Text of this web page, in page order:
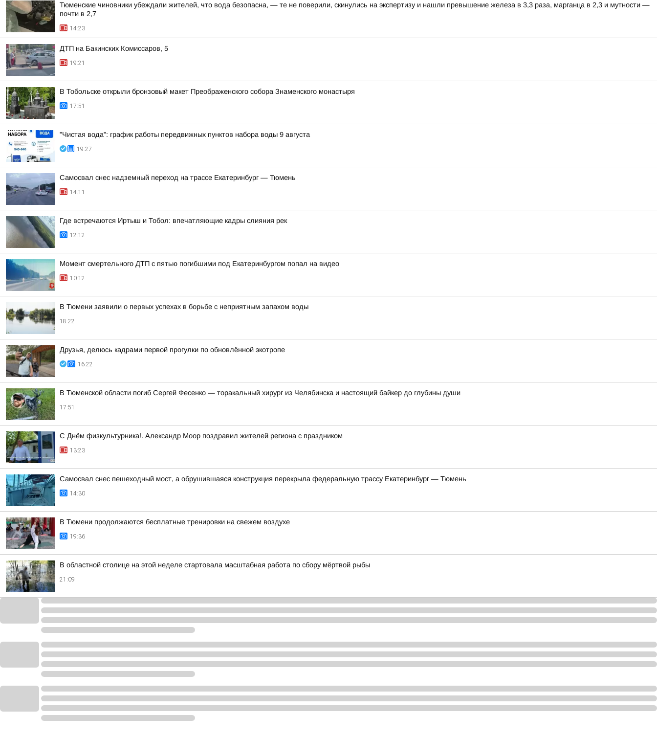
Тюменские чиновники убеждали жителей, что вода безопасна, — те не поверили, скинулись на экспертизу и нашли превышение железа в 3,3 раза, марганца в 2,3 и мутности —
почти в 2,7
14:23
ДТП на Бакинских Комиссаров, 5
19:21
В Тобольске открыли бронзовый макет Преображенского собора Знаменского монастыря
17:51
"Чистая вода": график работы передвижных пунктов набора воды 9 августа
19:27
Самосвал снес надземный переход на трассе Екатеринбург — Тюмень
14:11
Где встречаются Иртыш и Тобол: впечатляющие кадры слияния рек
12:12
Момент смертельного ДТП с пятью погибшими под Екатеринбургом попал на видео
10:12
В Тюмени заявили о первых успехах в борьбе с неприятным запахом воды
18:22
Друзья, делюсь кадрами первой прогулки по обновлённой экотропе
16:22
В Тюменской области погиб Сергей Фесенко — торакальный хирург из Челябинска и настоящий байкер до глубины души
17:51
С Днём физкультурника!. Александр Моор поздравил жителей региона с праздником
13:23
Самосвал снес пешеходный мост, а обрушившаяся конструкция перекрыла федеральную трассу Екатеринбург — Тюмень
14:30
В Тюмени продолжаются бесплатные тренировки на свежем воздухе
19:36
В областной столице на этой неделе стартовала масштабная работа по сбору мёртвой рыбы
21:09